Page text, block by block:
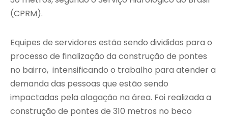
(CPRM).
Equipes de servidores estão sendo divididas para o
processo de finalização da construção de pontes
no bairro, intensificando o trabalho para atender a
demanda das pessoas que estão sendo
impactadas pela alagação na área. Foi realizada a
construção de pontes de 310 metros no beco